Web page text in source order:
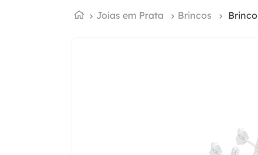
Joias em Prata Brincos